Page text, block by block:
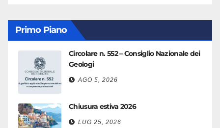
Primo Piano
Circolare n. 552 – Consiglio Nazionale dei
Geologi
AGO 5, 2026
Chiusura estiva 2026
LUG 25, 2026